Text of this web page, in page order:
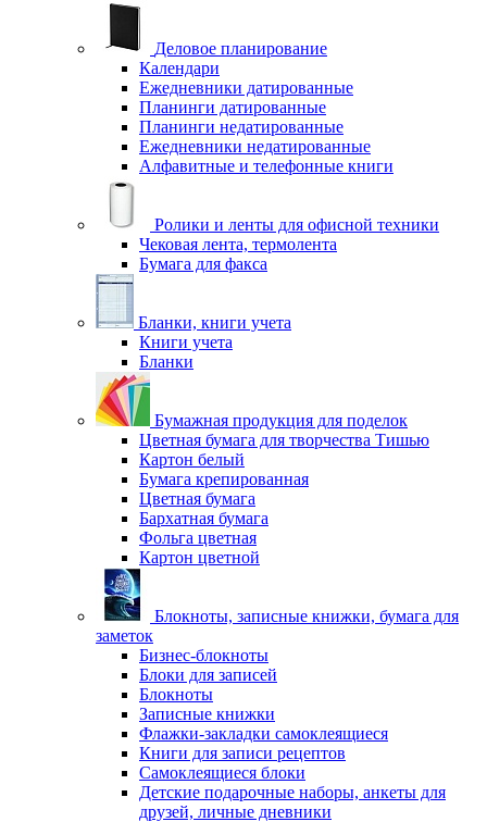
Деловое планирование
Календари
Ежедневники датированные
Планинги датированные
Планинги недатированные
Ежедневники недатированные
Алфавитные и телефонные книги
Ролики и ленты для офисной техники
Чековая лента, термолента
Бумага для факса
Бланки, книги учета
Книги учета
Бланки
Бумажная продукция для поделок
Цветная бумага для творчества Тишью
Картон белый
Бумага крепированная
Цветная бумага
Бархатная бумага
Фольга цветная
Картон цветной
Блокноты, записные книжки, бумага для
заметок
Бизнес-блокноты
Блоки для записей
Блокноты
Записные книжки
Флажки-закладки самоклеящиеся
Книги для записи рецептов
Самоклеящиеся блоки
Детские подарочные наборы, анкеты для
друзей, личные дневники